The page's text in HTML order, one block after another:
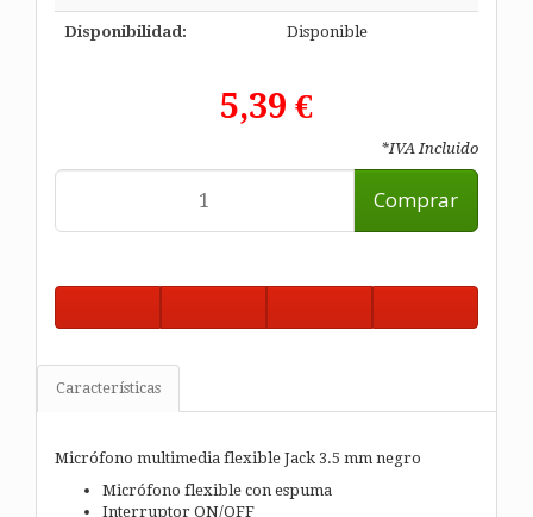
Disponibilidad: Disponible
5,39 €
*IVA Incluido
Comprar
Características
Micrófono multimedia flexible Jack 3.5 mm negro
Micrófono flexible con espuma
Interruptor ON/OFF